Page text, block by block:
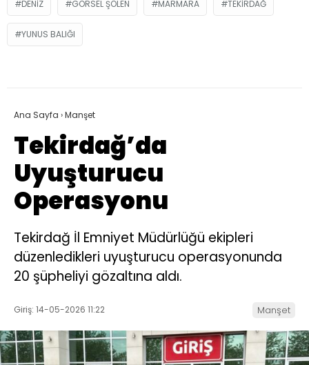
DENIZ GÖRSEL ŞÖLEN MARMARA TEKIRDAĞ
YUNUS BALIĞI
Ana Sayfa ›Manşet
Tekirdağ’da
Uyuşturucu
Operasyonu
Tekirdağ İl Emniyet Müdürlüğü ekipleri
düzenledikleri uyuşturucu operasyonunda
20 şüpheliyi gözaltına aldı.
Giriş: 14-05-2026 11:22 Manşet